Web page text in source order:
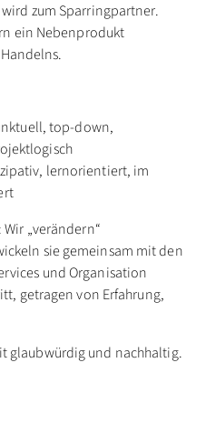
zum Sparringpartner.
ein Nebenprodukt
top-down,
lernorientiert, im
„verändern“
sie gemeinsam mit den
und Organisation
getragen von Erfahrung,
glaubwürdig und nachhaltig.